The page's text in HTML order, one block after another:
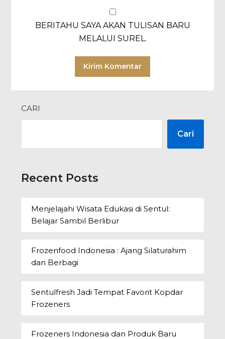
BERITAHU SAYA AKAN TULISAN BARU
MELALUI SUREL.
CARI
Cari
Recent Posts
Menjelajahi Wisata Edukasi di Sentul:
Belajar Sambil Berlibur
Frozenfood Indonesia : Ajang Silaturahim
dan Berbagi
Sentulfresh Jadi Tempat Favorit Kopdar
Frozeners
Frozeners Indonesia dan Produk Baru